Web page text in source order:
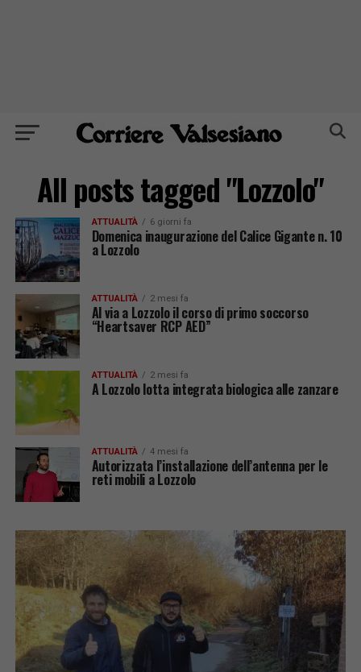
All posts tagged "Lozzolo"
ATTUALITÀ 6 giorni fa
Domenica inaugurazione del Calice Gigante n. 10
a Lozzolo
ATTUALITÀ 2 mesi fa
Al via a Lozzolo il corso di primo soccorso
“Heartsaver RCP AED”
ATTUALITÀ 2 mesi fa
A Lozzolo lotta integrata biologica alle zanzare
ATTUALITÀ 4 mesi fa
Autorizzata l’installazione dell’antenna per le
reti mobili a Lozzolo